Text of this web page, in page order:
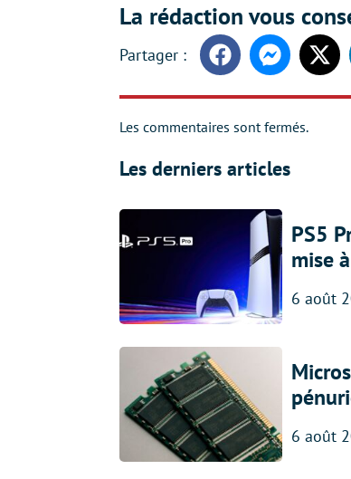
La rédaction vous
FacebookMessenger
Les commentaires sont fermés.
Les derniers articles
PS5
mise
6 août
6 août